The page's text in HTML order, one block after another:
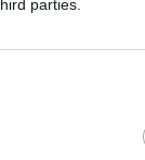
parties.
chi le
e al di